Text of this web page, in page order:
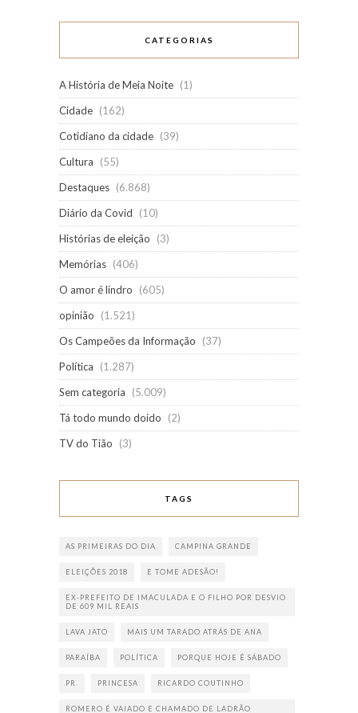
CATEGORIAS
A História de Meia Noite (1)
Cidade (162)
Cotidiano da cidade (39)
Cultura
(55)
Destaques (6.868)
Diário da Covid
(10)
Histórias de eleição
(3)
Memórias (406)
O amor é lindro
(605)
opinião
(1.521)
Os Campeões da Informação
(37)
Política
(1.287)
Sem categoria
(5.009)
Tá todo mundo doido
(2)
TV do Tião
(3)
TAGS
AS PRIMEIRAS DO DIA CAMPINA GRANDE
ELEIÇÕES 2018 E TOME ADESÃO!
EX-PREFEITO DE IMACULADA E O FILHO POR DESVIO
DE 609 MIL REAIS
LAVA JATO MAIS UM TARADO ATRÁS DE ANA
PARAÍBA POLÍTICA PORQUE HOJE É SÁBADO
PR. PRINCESA RICARDO COUTINHO
ROMERO É VAIADO E CHAMADO DE LADRÃO